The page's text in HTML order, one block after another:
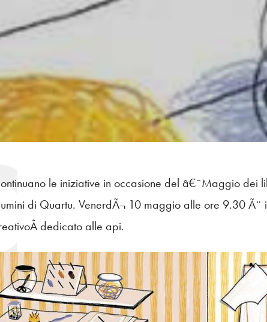
le iniziative in occasione del â€˜Maggio
di Quartu. VenerdÃ¬ 10 maggio alle ore 9.30
dedicato alle api.